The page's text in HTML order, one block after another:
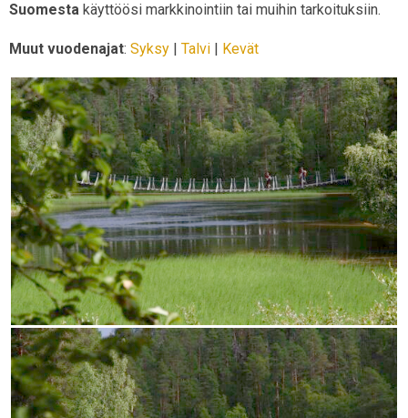
Suomesta käyttöösi markkinointiin tai muihin tarkoituksiin.
Muut vuodenajat: Syksy | Talvi | Kevät